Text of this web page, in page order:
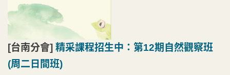
[台南分會] 精采課程招生中：第12期自然觀察班
(周二日間班)